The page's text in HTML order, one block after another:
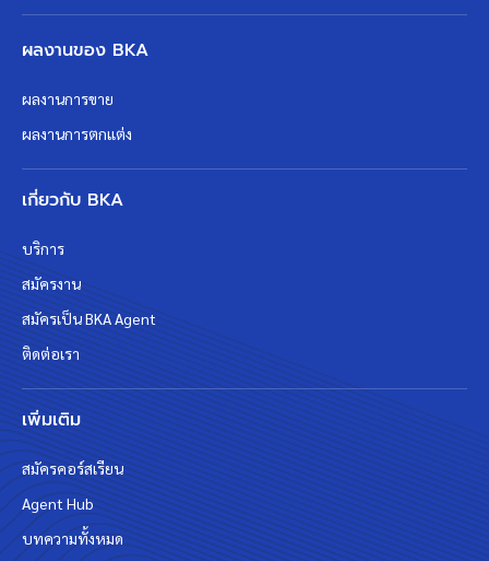
ผลงานของ BKA
ผลงานการขาย
ผลงานการตกแต่ง
เกี่ยวกับ BKA
บริการ
สมัครงาน
สมัครเป็น BKA Agent
ติดต่อเรา
เพิ่มเติม
สมัครคอร์สเรียน
Agent Hub
บทความทั้งหมด